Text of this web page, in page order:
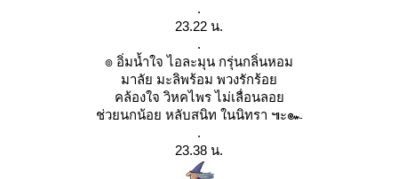
.
23.22 น.
.
๏ อิ่มน้ำใจ ไอละมุน กรุ่นกลิ่นหอม
มาลัย มะลิพร้อม พวงรักร้อ
คล้องใจ วิหคไพร ไม่เลื่อนลอ
ช่วยนกน้อย หลับสนิท ในนิทรา ๚ะ๛
.
23.38 น.